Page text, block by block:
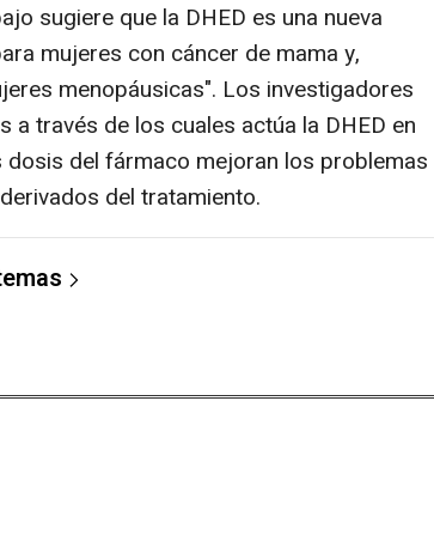
sugiere que la DHED es una nueva
mujeres con cáncer de mama y,
menopáusicas". Los investigadores
a través de los cuales actúa la DHED en
del fármaco mejoran los problemas
del tratamiento.